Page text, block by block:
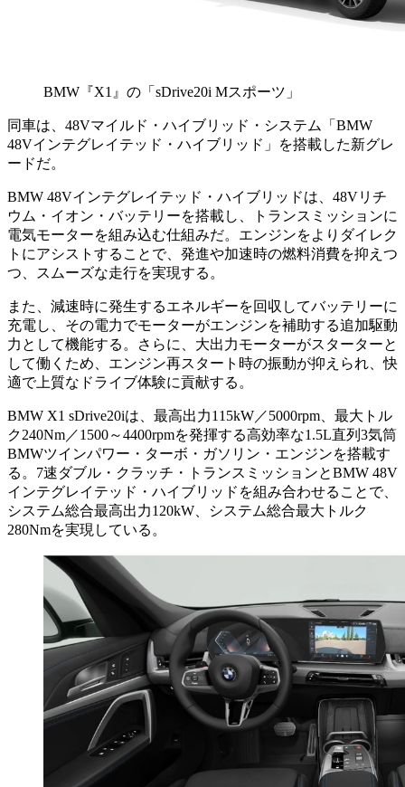
BMW『X1』の「sDrive20i Mスポーツ」
同車は、48Vマイルド・ハイブリッド・システム「BMW
48Vインテグレイテッド・ハイブリッド」を搭載した新グレ
ードだ。
BMW 48Vインテグレイテッド・ハイブリッドは、48Vリチ
ウム・イオン・バッテリーを搭載し、トランスミッションに
電気モーターを組み込む仕組みだ。エンジンをよりダイレク
トにアシストすることで、発進や加速時の燃料消費を抑えつ
つ、スムーズな走行を実現する。
また、減速時に発生するエネルギーを回収してバッテリーに
充電し、その電力でモーターがエンジンを補助する追加駆動
力として機能する。さらに、大出力モーターがスターターと
して働くため、エンジン再スタート時の振動が抑えられ、快
適で上質なドライブ体験に貢献する。
BMW X1 sDrive20iは、最高出力115kW／5000rpm、最大トル
ク240Nm／1500～4400rpmを発揮する高効率な1.5L直列3気筒
BMWツインパワー・ターボ・ガソリン・エンジンを搭載す
る。7速ダブル・クラッチ・トランスミッションとBMW 48V
インテグレイテッド・ハイブリッドを組み合わせることで、
システム総合最高出力120kW、システム総合最大トルク
280Nmを実現している。